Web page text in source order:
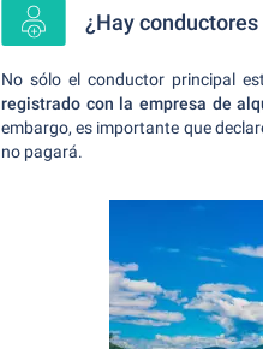
¿Hay
No sólo el conductor principal
registrado con la empresa de
embargo, es importante que
no pagará.